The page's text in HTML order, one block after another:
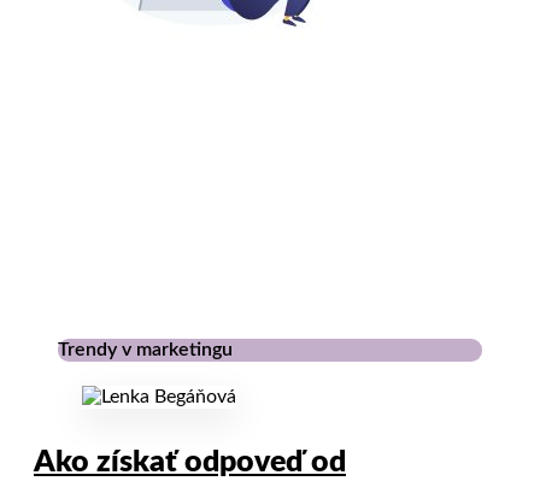
Trendy v marketingu
Ako získať odpoveď od